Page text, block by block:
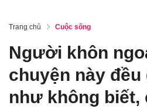
Trang chủ Cuộc sống
Người khôn
chuyện này
như không biết,